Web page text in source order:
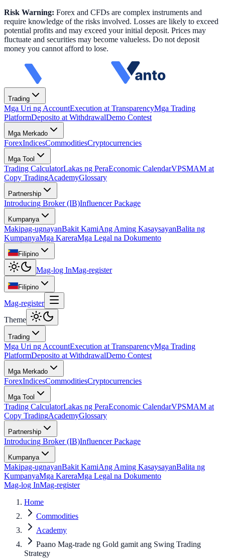
Risk Warning: Forex and CFDs are complex instruments and
require knowledge of the risks involved. Losses are likely to exceed
potential profits and may exceed your initial deposit. Prices may
fluctuate and securities may become valueless. Do not deposit
money you cannot afford to lose.
Trading
Mga Uri ng AccountExecution at TransparencyMga Trading
PlatformDeposito at WithdrawalDemo Contest
Mga Merkado
ForexIndicesCommoditiesCryptocurrencies
Mga Tool
Trading CalculatorLakas ng PeraEconomic CalendarVPSMAM at
Copy TradingAcademyGlossary
Partnership
Introducing Broker (IB)Influencer Package
Kumpanya
Makipag-ugnayanBakit KamiAng Aming KasaysayanBalita ng
KumpanyaMga KareraMga Legal na Dokumento
Filipino
Mag-log InMag-register
Filipino
Mag-register
Theme
Trading
Mga Uri ng AccountExecution at TransparencyMga Trading
PlatformDeposito at WithdrawalDemo Contest
Mga Merkado
ForexIndicesCommoditiesCryptocurrencies
Mga Tool
Trading CalculatorLakas ng PeraEconomic CalendarVPSMAM at
Copy TradingAcademyGlossary
Partnership
Introducing Broker (IB)Influencer Package
Kumpanya
Makipag-ugnayanBakit KamiAng Aming KasaysayanBalita ng
KumpanyaMga KareraMga Legal na Dokumento
Mag-log InMag-register
Home
Commodities
Academy
Paano Mag-trade ng Gold gamit ang Swing Trading
Strategy